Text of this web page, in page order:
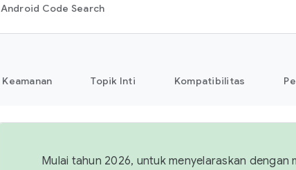
Android Code Search
Keamanan Topik Inti Kompatibilitas
Mulai tahun 2026, untuk menyelaraskan